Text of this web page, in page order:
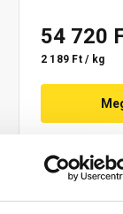
54 720
2 189 Ft / kg